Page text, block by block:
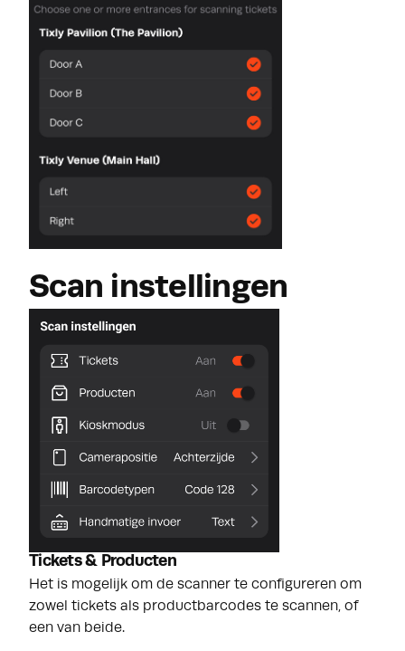
Scan instellingen
Tickets & Producten
Het is mogelijk om de scanner te configureren om
zowel tickets als productbarcodes te scannen, of
een van beide.